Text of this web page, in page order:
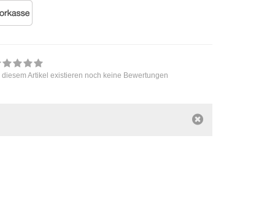
diesem Artikel existieren noch keine Bewertungen